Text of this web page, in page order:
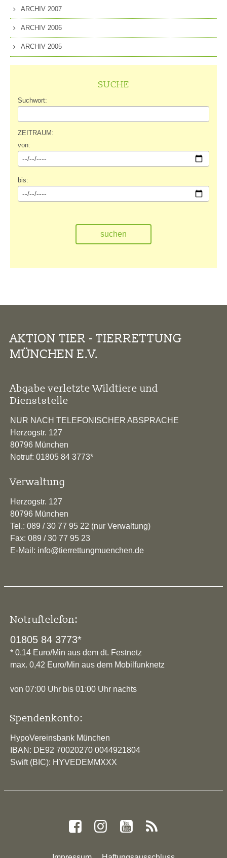
ARCHIV 2007
ARCHIV 2006
ARCHIV 2005
SUCHE
Suchwort:
ZEITRAUM:
von:
bis:
AKTION TIER - TIERRETTUNG
MÜNCHEN E.V.
Abgabe verletzte Wildtiere und
Dienststelle
NUR NACH TELEFONISCHER ABSPRACHE
Herzogstr. 127
80796 München
Notruf: 01805 84 3773*
Verwaltung
Herzogstr. 127
80796 München
Tel.: 089 / 30 77 95 22 (nur Verwaltung)
Fax: 089 / 30 77 95 23
E-Mail: info@tierrettungmuenchen.de
Notruftelefon:
01805 84 3773*
* 0,14 Euro/Min aus dem dt. Festnetz
max. 0,42 Euro/Min aus dem Mobilfunknetz
von 07:00 Uhr bis 01:00 Uhr nachts
Spendenkonto:
HypoVereinsbank München
IBAN: DE92 70020270 0044921804
Swift (BIC): HYVEDEMMXXX